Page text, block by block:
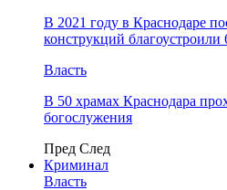
В 2021 году в Краснодаре
конструкций
Власть
В 50 храмах Краснодара
богослужения
Пред След
Криминал
Власть